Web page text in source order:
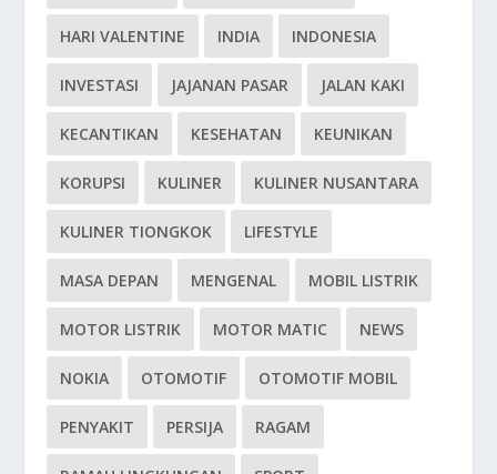
HARI VALENTINE INDIA INDONESIA
INVESTASI JAJANAN PASAR JALAN KAKI
KECANTIKAN KESEHATAN KEUNIKAN
KORUPSI KULINER KULINER NUSANTARA
KULINER TIONGKOK LIFESTYLE
MASA DEPAN MENGENAL MOBIL LISTRIK
MOTOR LISTRIK MOTOR MATIC NEWS
NOKIA OTOMOTIF OTOMOTIF MOBIL
PENYAKIT PERSIJA RAGAM